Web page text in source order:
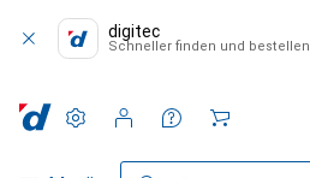
digitec
Schneller finden und bestellen
Einstellungen
Kundenkonto
Vergleichslisten
Merklisten
Warenkorb